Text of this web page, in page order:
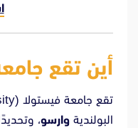
أين تقع
البولندية وارسو،